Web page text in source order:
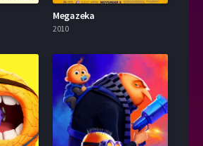
Megazeka
2010